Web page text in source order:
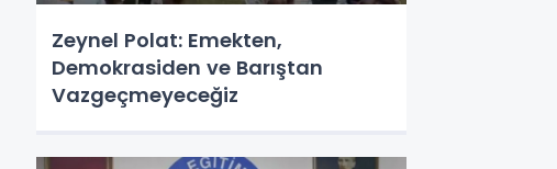
Zeynel Polat: Emekten,
Demokrasiden ve Barıştan
Vazgeçmeyeceğiz